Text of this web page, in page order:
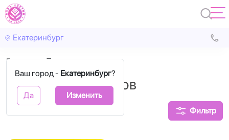
Екатеринбург
Ваш город - Екатеринбург?
Да Изменить
Главная Топперы
Топперы для цветов
Фильтр